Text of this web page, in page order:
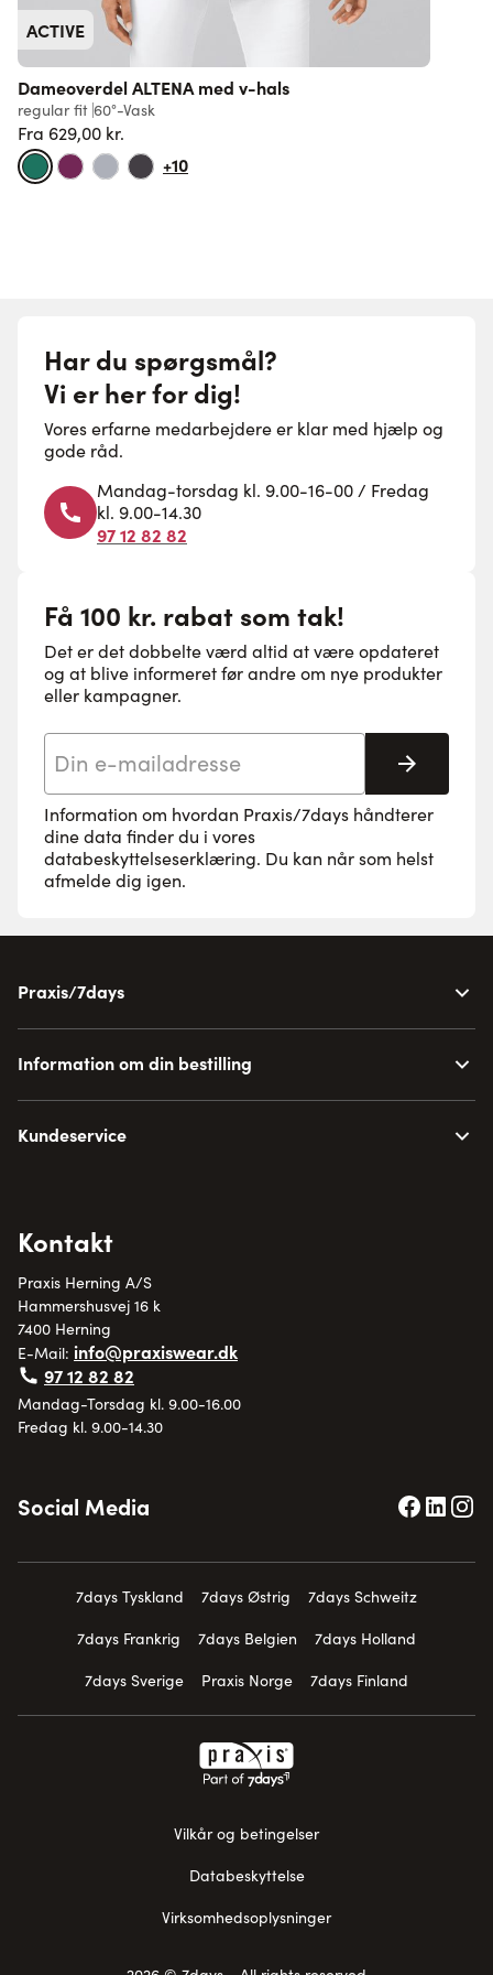
ACTIVE
Dameoverdel ALTENA med v-hals
regular fit 60°-Vask
Fra 629,00 kr.
+10
Har du spørgsmål?
Vi er her for dig!
Vores erfarne medarbejdere er klar med hjælp og
gode råd.
Mandag-torsdag kl. 9.00-16-00 / Fredag
kl. 9.00-14.30
97 12 82 82
Få 100 kr. rabat som tak!
Det er det dobbelte værd altid at være opdateret
og at blive informeret før andre om nye produkter
eller kampagner.
Tilmeld
Information om hvordan Praxis/7days håndterer
dine data finder du i vores
databeskyttelseserklæring. Du kan når som helst
afmelde dig igen.
Praxis/7days
Information om din bestilling
Kundeservice
Kontakt
Praxis Herning A/S
Hammershusvej 16 k
7400 Herning
E-Mail: info@praxiswear.dk
97 12 82 82
Mandag-Torsdag kl. 9.00-16.00
Fredag kl. 9.00-14.30
Social Media
7days Tyskland 7days Østrig
7days Schweitz
7days Frankrig
7days Belgien
7days Holland
7days Sverige
Praxis Norge 7days Finland
Vilkår og betingelser
Databeskyttelse
Virksomhedsoplysninger